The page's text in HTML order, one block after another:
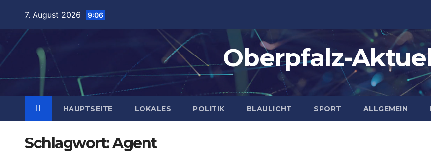
springen
7. August 2026 9:06
Oberpfalz-
HAUPTSEITE LOKALES POLITIK BLAULICHT SPORT ALLGEMEIN
Schlagwort:Agent